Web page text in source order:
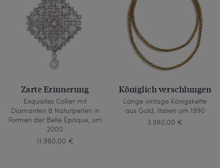
Zarte Erinnerung
Exquisites Collier mit
Diamanten & Naturperlen in
Formen der Belle Époque, um
2000
11.980,00 €
Königlich verschlungen
Lange vintage Königskette
aus Gold, Italien um 1990
3.980,00 €